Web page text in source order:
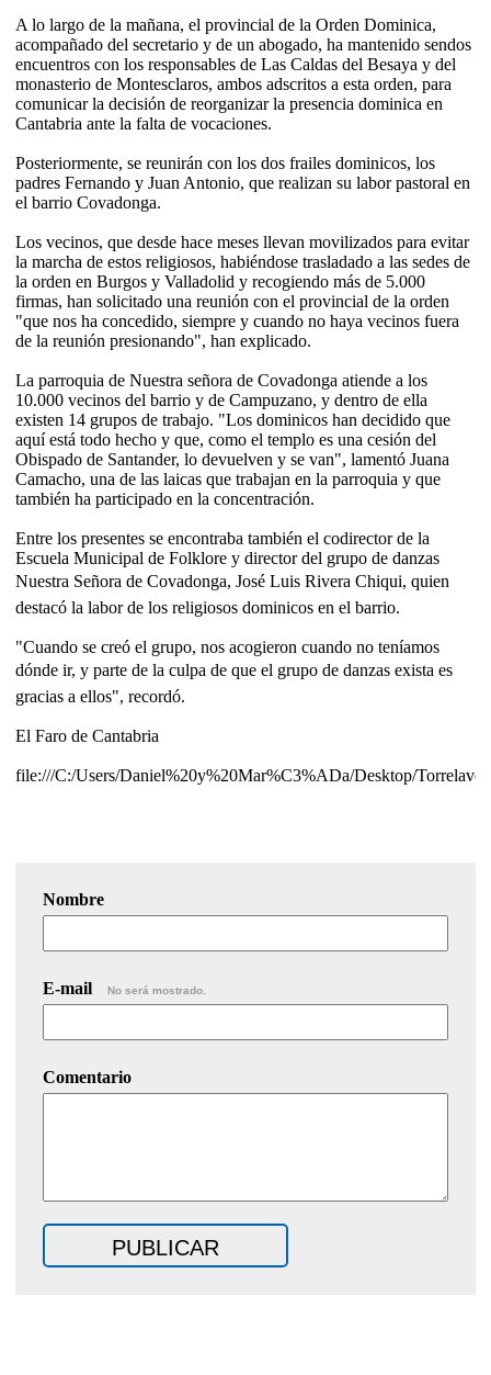
A lo largo de la mañana, el provincial de la Orden Dominica,
acompañado del secretario y de un abogado, ha mantenido sendos
encuentros con los responsables de Las Caldas del Besaya y del
monasterio de Montesclaros, ambos adscritos a esta orden, para
comunicar la decisión de reorganizar la presencia dominica en
Cantabria ante la falta de vocaciones.
Posteriormente, se reunirán con los dos frailes dominicos, los
padres Fernando y Juan Antonio, que realizan su labor pastoral en
el barrio Covadonga.
Los vecinos, que desde hace meses llevan movilizados para evitar
la marcha de estos religiosos, habiéndose trasladado a las sedes de
la orden en Burgos y Valladolid y recogiendo más de 5.000
firmas, han solicitado una reunión con el provincial de la orden
"que nos ha concedido, siempre y cuando no haya vecinos fuera
de la reunión presionando", han explicado.
La parroquia de Nuestra señora de Covadonga atiende a los
10.000 vecinos del barrio y de Campuzano, y dentro de ella
existen 14 grupos de trabajo. "Los dominicos han decidido que
aquí está todo hecho y que, como el templo es una cesión del
Obispado de Santander, lo devuelven y se van", lamentó Juana
Camacho, una de las laicas que trabajan en la parroquia y que
también ha participado en la concentración.
Entre los presentes se encontraba también el codirector de la
Escuela Municipal de Folklore y director del grupo de danzas
Nuestra Señora de Covadonga, José Luis Rivera Chiqui, quien
destacó la labor de los religiosos dominicos en el barrio.
"Cuando se creó el grupo, nos acogieron cuando no teníamos
dónde ir, y parte de la culpa de que el grupo de danzas exista es
gracias a ellos", recordó.
El Faro de Cantabria
file:///C:/Users/Daniel%20y%20Mar%C3%ADa/Desktop/
Nombre
E-mail No será mostrado.
Comentario